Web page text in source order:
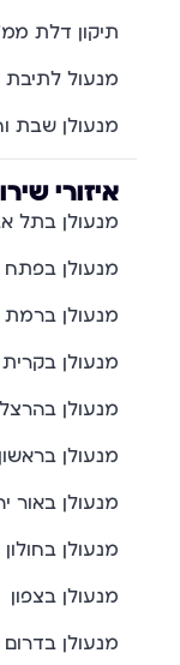
תיקון דלת
מנעול לתיבת
מנעולן שבת
איזורי
מנעולן בתל
מנעולן בפתח
מנעולן ברמת
מנעולן בקרית
מנעולן
מנעולן בראשון
מנעולן באור
מנעולן בחולון
מנעולן בצפון
מנעולן בדרום